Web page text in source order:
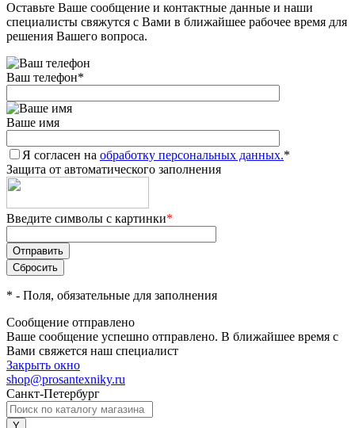
Оставьте Ваше сообщение и контактные данные и наши
специалисты свяжутся с Вами в ближайшее рабочее время для
решения Вашего вопроса.
Ваш телефон*
Ваше имя
Я согласен на обработку персональных данных.*
Защита от автоматического заполнения
Введите символы с картинки*
* - Поля, обязательные для заполнения
Сообщение отправлено
Ваше сообщение успешно отправлено. В ближайшее время с
Вами свяжется наш специалист
Закрыть окно
shop@prosantexniky.ru
Санкт-Петербург